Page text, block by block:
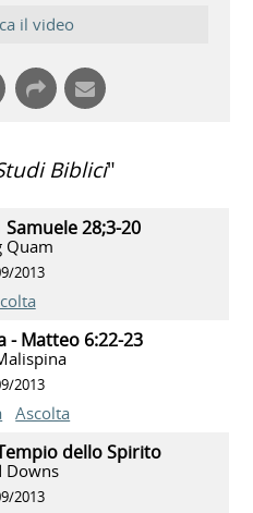
il video
Biblici"
Samuele 28;3-20
Quam
2013
- Matteo 6:22-23
2013
Ascolta
dello Spirito
Downs
2013